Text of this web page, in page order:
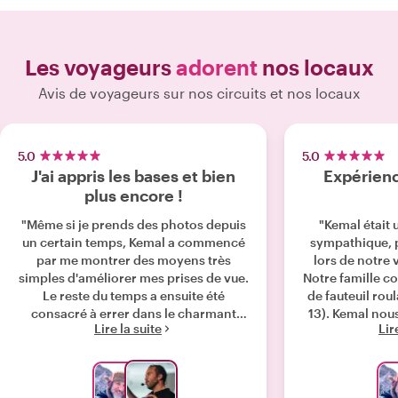
Les voyageursadorentnos locaux
Avis de voyageurs sur nos circuits et nos locaux
5.0
J'ai appris les bases et bien
plus encore !
"Même si je prends des photos depuis
un certain temps, Kemal a commencé
par me montrer des moyens très
simples d'améliorer mes prises de vue.
Le reste du temps a ensuite été
consacré à errer dans le charmant
Camden, à capturer des clichés de
apprendre des concepts de
photographie plus avancés. Kemal
Lire la suite
5.0
"Kemal était
sympathique,
lors de notre
Notre famille
de fauteuil
13). Kemal nous a beaucoup appris et
s'est
mais en
envoyé du